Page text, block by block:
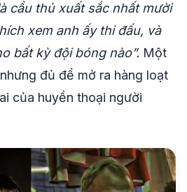
cầu thủ xuất sắc nhất mười
xem anh ấy thi đấu, và
bất kỳ đội bóng nào”. Một
đủ để mở ra hàng loạt
của huyền thoại người